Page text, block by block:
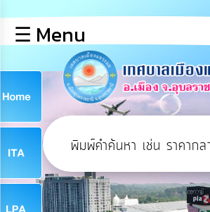
หลัก
ข้อมูล
พื้น
ฐาน
บุคลากร
ข่าว
ประชาสัมพันธ์
☰ Menu